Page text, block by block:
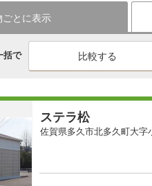
ごとに表示
括で
ステラ松
佐賀県多久市北多久町大字